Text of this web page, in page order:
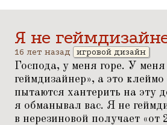
Я не
16 лет назад игровой дизайн
Господа, у меня горе. У
геймдизайнер», а это
пытаются хантерить на эту
я обманывал вас. Я не
в нерезиновой получает «от